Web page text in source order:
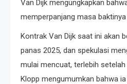
Van Dijk mengungkapkan
memperpanjang masa
Kontrak Van Dijk saat ini akan
panas 2025, dan spekulasi
mulai mencuat, terlebih
Klopp mengumumkan bahwa